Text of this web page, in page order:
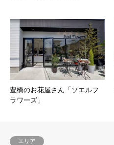
豊橋のお花屋さん「ソエルフ
ラワーズ」
エリア